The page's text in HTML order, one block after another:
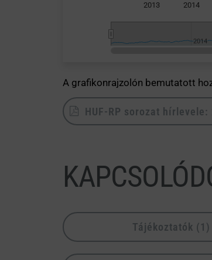
2013 2014
2014
2014
A grafikonrajzolón bemutatott
HUF-RP sorozat hírlevele:
Tájékoztatók (1)